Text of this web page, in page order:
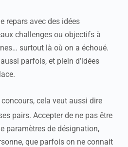
repars avec des idées
challenges ou objectifs à
surtout là où on a échoué.
parfois, et plein d’idées
cela veut aussi dire
pairs. Accepter de ne pas être
paramètres de désignation,
que parfois on ne connait